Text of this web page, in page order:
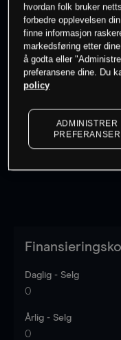
Kursene er
Daglig - Selg
0
Årlig - Selg
0
hvordan folk bruker
forbedre opplevelsen
finne informasjon
markedsføring etter
å godta eller
preferansene dine. Du
policy
ADMINISTRER
PREFERANSER